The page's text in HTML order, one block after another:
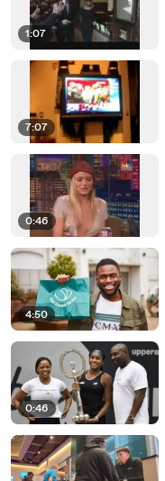
1:07
7:07
0:46
4:50
0:46